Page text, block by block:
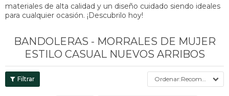
materiales de alta calidad y un diseño cuidado siendo ideales
para cualquier ocasión. ¡Descubrilo hoy!
BANDOLERAS - MORRALES DE MUJER
ESTILO CASUAL NUEVOS ARRIBOS
Recomendados